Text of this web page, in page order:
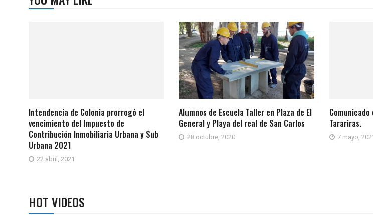
Intendencia de Colonia prorrogó el
vencimiento del Impuesto de
Contribución Inmobiliaria Urbana y Sub
Urbana 2021
22 abril, 2021
Alumnos de Escuela Taller en Plaza de El
General y Playa del real de San Carlos
28 octubre, 2020
Tarariras.
7 mayo,
HOT VIDEOS